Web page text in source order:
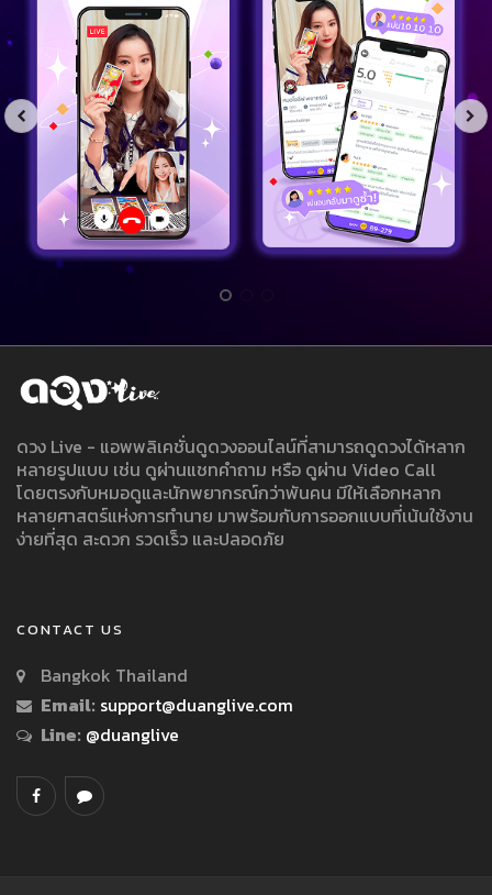
ดวง Live - แอพพลิเคชั่นดูดวงออนไลน์ที่สามารถดูดวงได้หลาก
หลายรูปแบบ เช่น ดูผ่านแชทคำถาม หรือ ดูผ่าน Video Call
โดยตรงกับหมอดูและนักพยากรณ์กว่าพันคน มีให้เลือกหลาก
หลายศาสตร์แห่งการทำนาย มาพร้อมกับการออกแบบที่เน้นใช้งาน
ง่ายที่สุด สะดวก รวดเร็ว และปลอดภัย
CONTACT US
Bangkok Thailand
Email: support@duanglive.com
Line: @duanglive